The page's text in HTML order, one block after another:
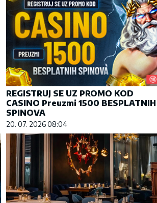
REGISTRUJ SE UZ PROMO KOD
CASINO Preuzmi 1500 BESPLATNIH
SPINOVA
20. 07. 2026 08:04